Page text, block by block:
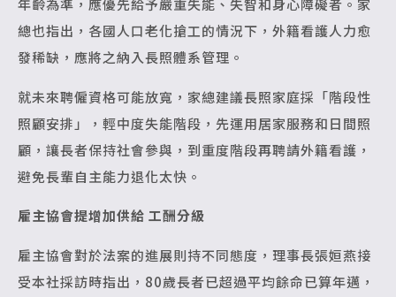
年齡為準，應優先給予嚴重失能、失智和身心障礙者。家
總也指出，各國人口老化搶工的情況下，外籍看護人力愈
發稀缺，應將之納入長照體系管理。
就未來聘僱資格可能放寬，家總建議長照家庭採「階段性
照顧安排」，輕中度失能階段，先運用居家服務和日間照
顧，讓長者保持社會參與，到重度階段再聘請外籍看護，
避免長輩自主能力退化太快。
雇主協會提增加供給 工酬分級
雇主協會對於法案的進展則持不同態度，理事長張姮燕接
受本社採訪時指出，80歲長者已超過平均餘命已算年邁，